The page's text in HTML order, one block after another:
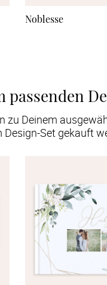
Noblesse
passenden
zu Deinem
Set gekauft